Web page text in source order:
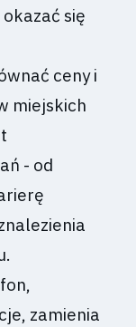
się
ceny i
miejskich
- od
zamienia